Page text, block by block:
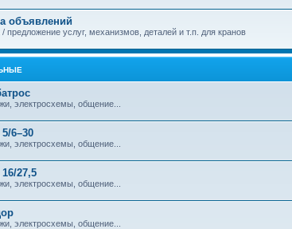
объявлений
/ предложение услуг, механизмов, деталей и т.п. для кранов
электросхемы, общение...
5/6–30
электросхемы, общение...
16/27,5
электросхемы, общение...
электросхемы, общение...